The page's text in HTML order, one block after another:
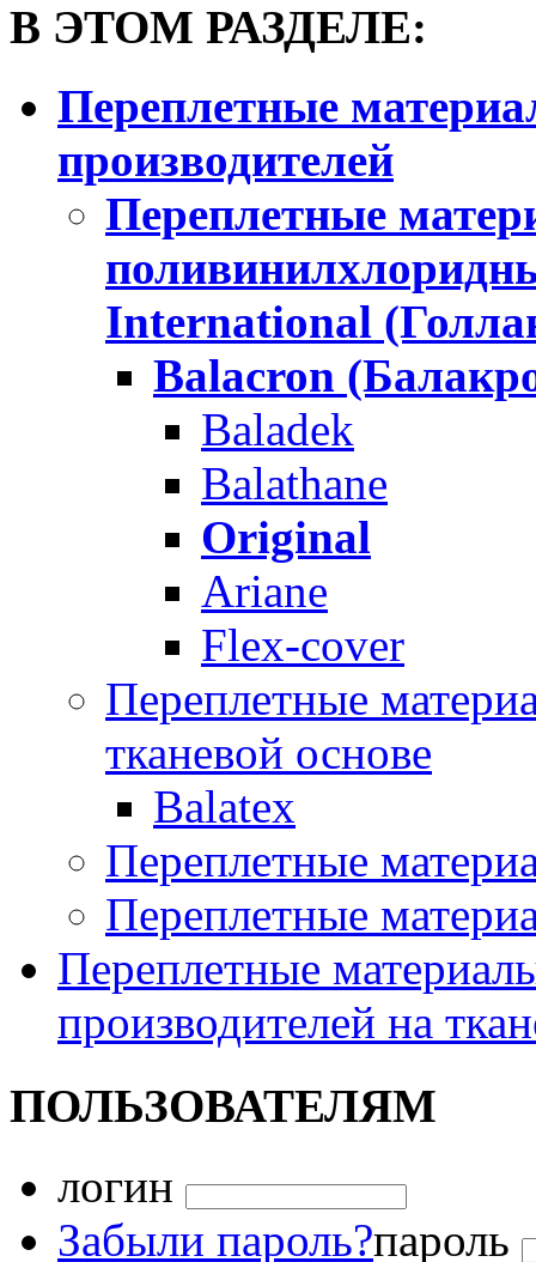
В ЭТОМ РАЗДЕЛЕ:
Переплетные
производителей
Переплетные
International
Balacron
Baladek
Balathane
Original
Ariane
Flex-cover
Переплетные
тканевой основе
Balatex
Переплетные
Переплетные
Переплетные
производителей на
ПОЛЬЗОВАТЕЛЯМ
логин
Забыли пароль?пароль